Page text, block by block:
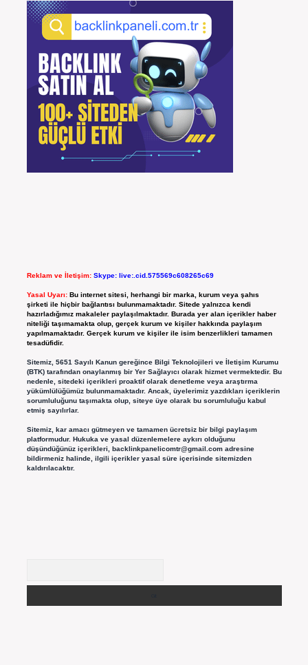
Reklam ve İletişim: Skype: live:.cid.575569c608265c69
Yasal Uyarı: Bu internet sitesi, herhangi bir marka, kurum veya şahıs
şirketi ile hiçbir bağlantısı bulunmamaktadır. Sitede yalnızca kendi
hazırladığımız makaleler paylaşılmaktadır. Burada yer alan içerikler haber
niteliği taşımamakta olup, gerçek kurum ve kişiler hakkında paylaşım
yapılmamaktadır. Gerçek kurum ve kişiler ile isim benzerlikleri tamamen
tesadüfidir.
Sitemiz, 5651 Sayılı Kanun gereğince Bilgi Teknolojileri ve İletişim Kurumu
(BTK) tarafından onaylanmış bir Yer Sağlayıcı olarak hizmet vermektedir. Bu
nedenle, sitedeki içerikleri proaktif olarak denetleme veya araştırma
yükümlülüğümüz bulunmamaktadır. Ancak, üyelerimiz yazdıkları içeriklerin
sorumluluğunu taşımakta olup, siteye üye olarak bu sorumluluğu kabul
etmiş sayılırlar.
Sitemiz, kar amacı gütmeyen ve tamamen ücretsiz bir bilgi paylaşım
platformudur. Hukuka ve yasal düzenlemelere aykırı olduğunu
düşündüğünüz içerikleri, backlinkpanelicomtr@gmail.comadresine
bildirmeniz halinde, ilgili içerikler yasal süre içerisinde sitemizden
kaldırılacaktır.